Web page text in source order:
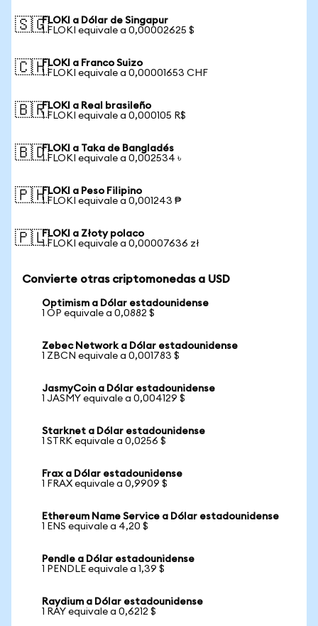
🇸🇬FLOKI a Dólar de Singapur
1 FLOKI equivale a 0,00002625 $
🇨🇭FLOKI a Franco Suizo
1 FLOKI equivale a 0,00001653 CHF
🇧🇷FLOKI a Real brasileño
1 FLOKI equivale a 0,000105 R$
🇧🇩FLOKI a Taka de Bangladés
1 FLOKI equivale a 0,002534 ৳
🇵🇭FLOKI a Peso Filipino
1 FLOKI equivale a 0,001243 ₱
🇵🇱FLOKI a Złoty polaco
1 FLOKI equivale a 0,00007636 zł
Convierte otras criptomonedas a USD
Optimism a Dólar estadounidense
1 OP equivale a 0,0882 $
Zebec Network a Dólar estadounidense
1 ZBCN equivale a 0,001783 $
JasmyCoin a Dólar estadounidense
1 JASMY equivale a 0,004129 $
Starknet a Dólar estadounidense
1 STRK equivale a 0,0256 $
Frax a Dólar estadounidense
1 FRAX equivale a 0,9909 $
Ethereum Name Service a Dólar estadounidense
1 ENS equivale a 4,20 $
Pendle a Dólar estadounidense
1 PENDLE equivale a 1,39 $
Raydium a Dólar estadounidense
1 RAY equivale a 0,6212 $